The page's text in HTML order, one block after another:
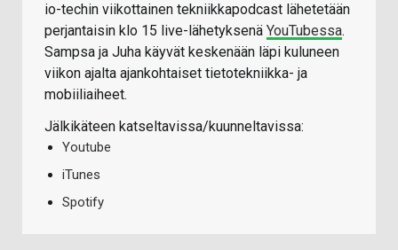
io-techin viikottainen tekniikkapodcast lähetetään
perjantaisin klo 15 live-lähetyksenä YouTubessa.
Sampsa ja Juha käyvät keskenään läpi kuluneen
viikon ajalta ajankohtaiset tietotekniikka- ja
mobiiliaiheet.
Jälkikäteen katseltavissa/kuunneltavissa:
Youtube
iTunes
Spotify